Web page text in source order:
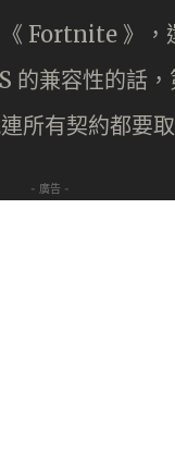
Fortnite 》
的兼容性的話
有契約都要取
- 廣告 -